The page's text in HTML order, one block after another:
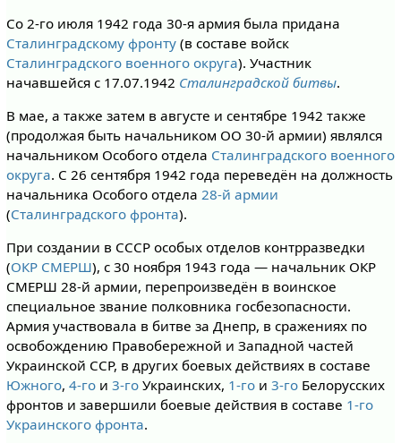
Со 2-го июля 1942 года 30-я армия была придана
Сталинградскому фронту(в составе войск
Сталинградского военного округа). Участник
начавшейся с 17.07.1942 Сталинградской битвы.
В мае, а также затем в августе и сентябре 1942 также
(продолжая быть начальником ОО 30-й армии) являлся
начальником Особого отдела Сталинградского военного
округа. С 26 сентября 1942 года переведён на должность
начальника Особого отдела 28-й армии
(Сталинградского фронта).
При создании в СССР особых отделов контрразведки
(ОКР СМЕРШ), с 30 ноября 1943 года — начальник ОКР
СМЕРШ 28-й армии, перепроизведён в воинское
специальное звание полковника госбезопасности.
Армия участвовала в битве за Днепр, в сражениях по
освобождению Правобережной и Западной частей
Украинской ССР, в других боевых действиях в составе
Южного, 4-гои 3-гоУкраинских, 1-гои 3-гоБелорусских
фронтов и завершили боевые действия в составе 1-го
Украинского фронта.